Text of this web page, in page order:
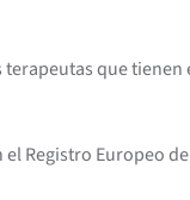
que
Registro Europeo